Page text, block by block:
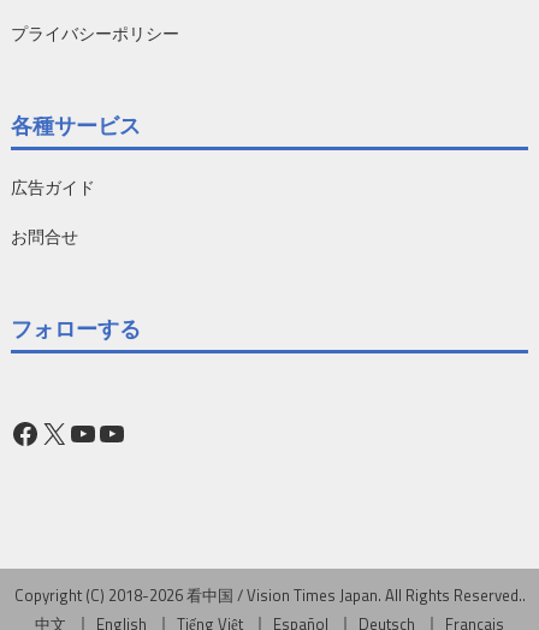
プライバシーポリシー
各種サービス
広告ガイド
お問合せ
フォローする
Facebook
X YouTube
YouTube
Copyright (C) 2018-2026 看中国 / Vision Times Japan. All Rights Reserved..
中文
English Tiếng Việt Español Deutsch Français